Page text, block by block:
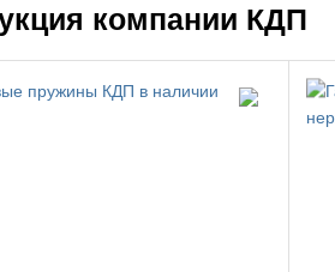
компании КДП